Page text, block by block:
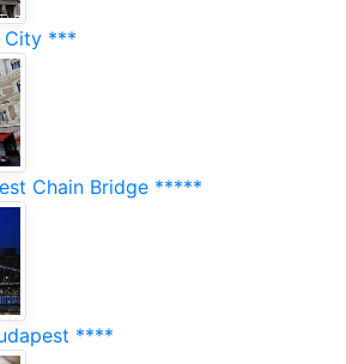
City ***
Chain Bridge *****
****